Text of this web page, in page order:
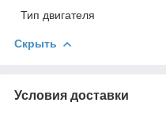
Тип двигателя
Скрыть
Условия доставки